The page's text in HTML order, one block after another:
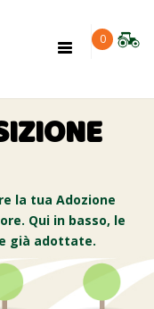
0
Toggle
la tua Adozione
Qui in basso, le
già adottate.